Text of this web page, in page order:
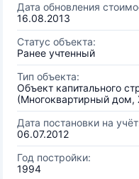
Дата обновления
16.08.2013
Статус объекта:
Ранее учтенный
Тип объекта:
Объект капитального
(Многоквартирный
Дата постановки на
06.07.2012
Год постройки:
1994